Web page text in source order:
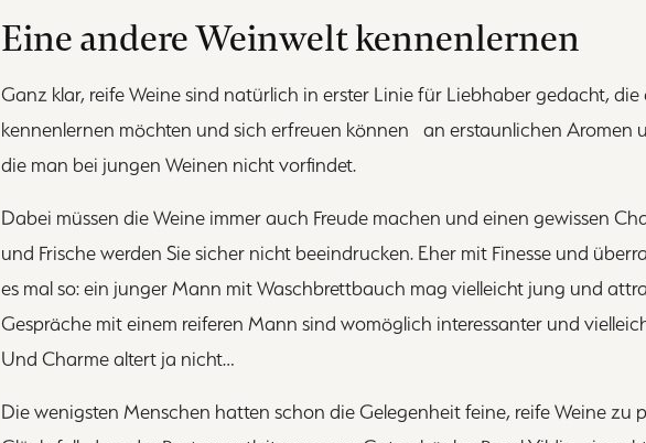
Eine andere Weinwelt kennenlernen
Ganz klar, reife Weine sind natürlich in erster Linie für Liebhaber gedacht,
kennenlernen möchten und sich erfreuen können an erstaunlichen Aromen
die man bei jungen Weinen nicht vorfindet.
Dabei müssen die Weine immer auch Freude machen und einen gewissen
und Frische werden Sie sicher nicht beeindrucken. Eher mit Finesse und
es mal so: ein junger Mann mit Waschbrettbauch mag vielleicht jung und
Gespräche mit einem reiferen Mann sind womöglich interessanter und
Und Charme altert ja nicht…
Die wenigsten Menschen hatten schon die Gelegenheit feine, reife Weine zu